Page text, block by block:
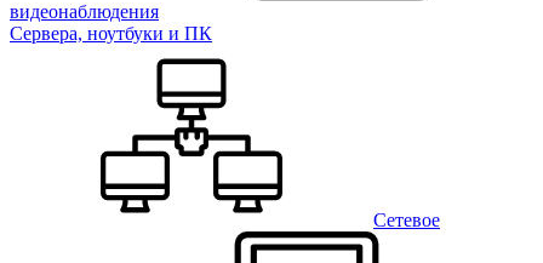
видеонаблюдения
Сервера, ноутбуки и ПК
Сетевое